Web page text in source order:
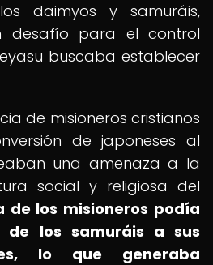
daimyos y samuráis,
desafío para el control
buscaba establecer
de misioneros cristianos
de japoneses al
una amenaza a la
social y religiosa del
de los misioneros podía
los samuráis a sus
lo que generaba